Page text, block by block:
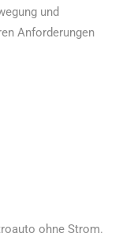
und
Anforderungen
ohne Strom.